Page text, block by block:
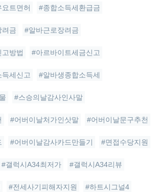
트면허 #종합소득세환급금
려금 #알바근로장려금
방법 #아르바이트세금신고
세신고 #알바생종합소득세
#스승의날감사인사말
#어버이날처가인삿말 #어버이날문구추천
#어버이날감사카드만들기 #면접수당지원
#갤럭시A34최저가 #갤럭시A34리뷰
#전세사기피해자지원 #하트시그널4